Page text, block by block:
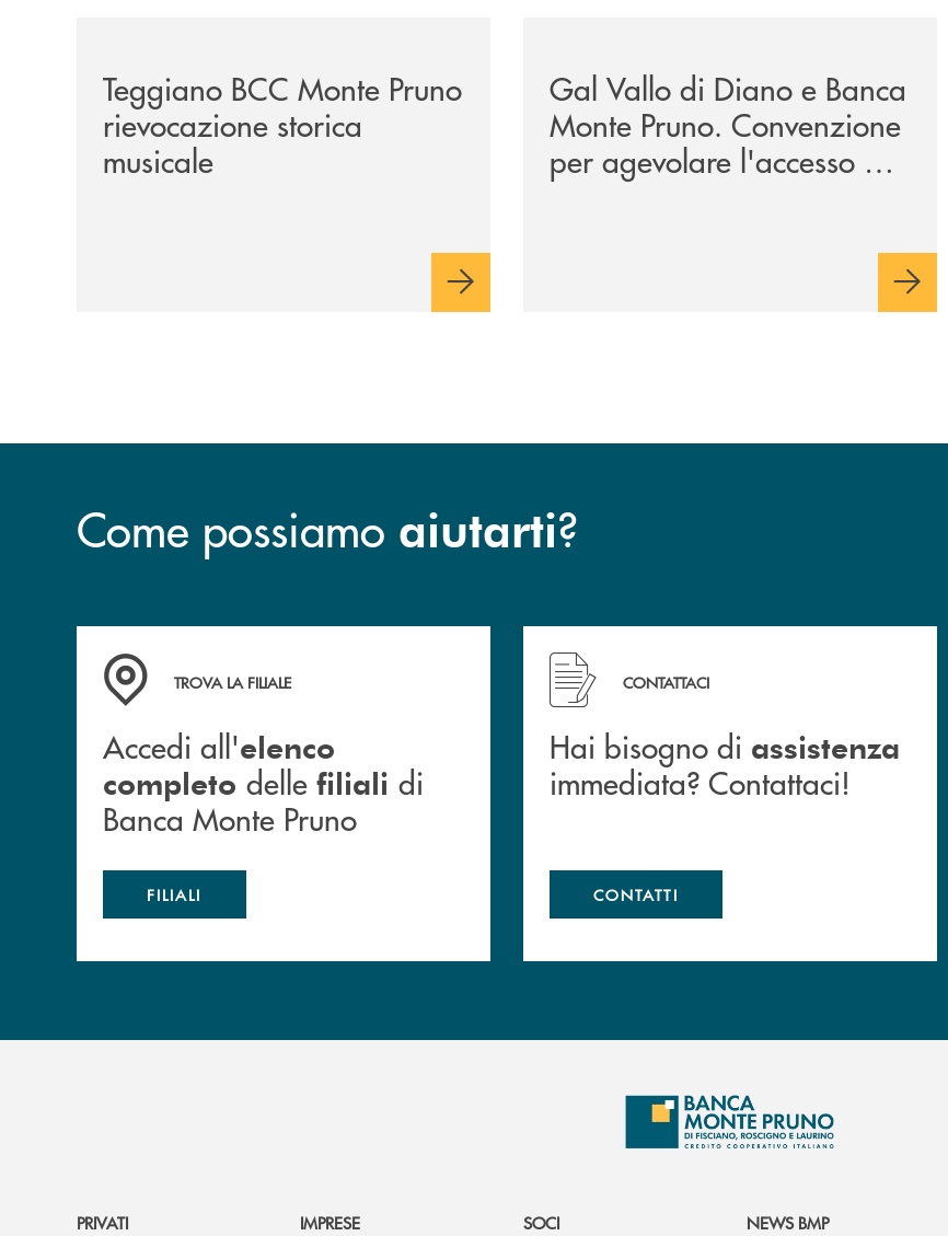
Teggiano BCC Monte Pruno
rievocazione storica
musicale
Gal Vallo di Diano e Banca
Monte Pruno. Convenzione
per agevolare l'accesso al
Come possiamo aiutarti?
Accedi all' elenco completo&nbsp; delle&nbsp; filiali&nbsp; di Banca Monte Pruno
TROVA LA FILIALE
Accedi all'elenco
completo delle filiali di
Banca Monte Pruno
FILIALI
Hai bisogno di assistenza immediata? Contattaci!
CONTATTACI
Hai bisogno di assistenza
immediata? Contattaci!
CONTATTI
PRIVATI
IMPRESE
SOCI
NEWS BMP